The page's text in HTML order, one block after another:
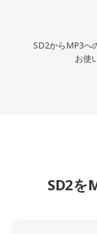
SD2からMP3へ
お使
SD2を